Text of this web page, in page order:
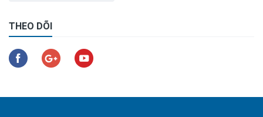
THEO DÕI